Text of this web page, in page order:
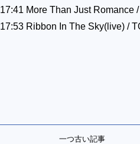
17:41 More Than Just Romance
17:53 Ribbon In The Sky(live) /
一つ古い記事